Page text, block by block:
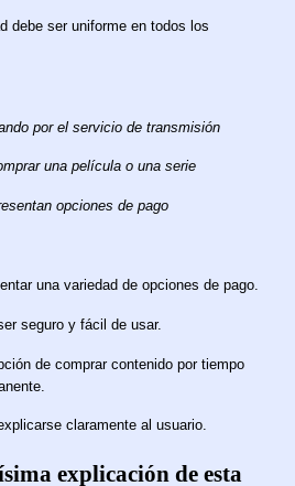
debe ser uniforme en todos los
por el servicio de transmisión
una película o una serie
opciones de pago
una variedad de opciones de pago.
seguro y fácil de usar.
de comprar contenido por tiempo
claramente al usuario.
explicación de esta